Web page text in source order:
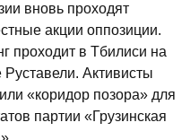
вновь проходят
акции оппозиции.
проходит в Тбилиси на
Руставели. Активисты
«коридор позора» для
партии «Грузинская